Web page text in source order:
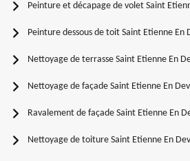
Peinture et décapage de volet Saint
Peinture dessous de toit Saint Etienne En
Nettoyage de terrasse Saint Etienne En
Nettoyage de façade Saint Etienne En
Ravalement de façade Saint Etienne En
Nettoyage de toiture Saint Etienne En